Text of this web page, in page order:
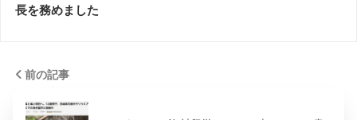
長を務めました
前の記事